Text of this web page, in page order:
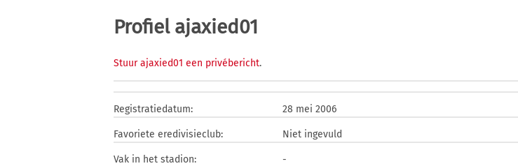
Profiel ajaxied01
Stuur ajaxied01 een privébericht.
Registratiedatum: 28 mei 2006
Favoriete eredivisieclub: Niet ingevuld
Vak in het stadion: -